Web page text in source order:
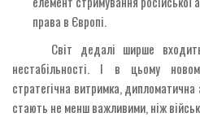
права в Європі.
Світ дедалі ширше входить
нестабільності. І в цьому
стратегічна витримка, дипломатична
стають не менш важливими, ніж